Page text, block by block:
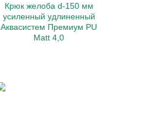
Крюк желоба d-150 мм
усиленный удлиненный
Аквасистем Премиум PU
Matt 4,0